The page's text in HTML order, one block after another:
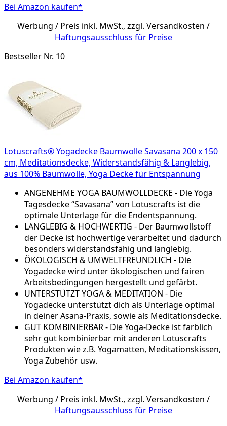
Bei Amazon kaufen*
Werbung / Preis inkl. MwSt., zzgl. Versandkosten /
Haftungsausschluss für Preise
Bestseller Nr. 10
Lotuscrafts® Yogadecke Baumwolle Savasana 200 x 150
cm, Meditationsdecke, Widerstandsfähig & Langlebig,
aus 100% Baumwolle, Yoga Decke für Entspannung
ANGENEHME YOGA BAUMWOLLDECKE - Die Yoga
Tagesdecke “Savasana” von Lotuscrafts ist die
optimale Unterlage für die Endentspannung.
LANGLEBIG & HOCHWERTIG - Der Baumwollstoff
der Decke ist hochwertige verarbeitet und dadurch
besonders widerstandsfähig und langlebig.
ÖKOLOGISCH & UMWELTFREUNDLICH - Die
Yogadecke wird unter ökologischen und fairen
Arbeitsbedingungen hergestellt und gefärbt.
UNTERSTÜTZT YOGA & MEDITATION - Die
Yogadecke unterstützt dich als Unterlage optimal
in deiner Asana-Praxis, sowie als Meditationsdecke.
GUT KOMBINIERBAR - Die Yoga-Decke ist farblich
sehr gut kombinierbar mit anderen Lotuscrafts
Produkten wie z.B. Yogamatten, Meditationskissen,
Yoga Zubehör usw.
Bei Amazon kaufen*
Werbung / Preis inkl. MwSt., zzgl. Versandkosten /
Haftungsausschluss für Preise